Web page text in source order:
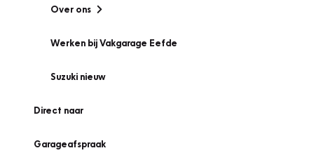
Over ons
Werken bij Vakgarage Eefde
Suzuki nieuw
Direct naar
Garageafspraak